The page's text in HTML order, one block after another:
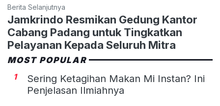
Berita Selanjutnya
Jamkrindo Resmikan Gedung Kantor
Cabang Padang untuk Tingkatkan
Pelayanan Kepada Seluruh Mitra
MOST POPULAR
1
Sering Ketagihan Makan Mi Instan? Ini
Penjelasan Ilmiahnya